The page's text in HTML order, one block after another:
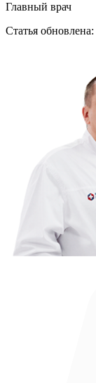
Главный врач
Статья обновлена: